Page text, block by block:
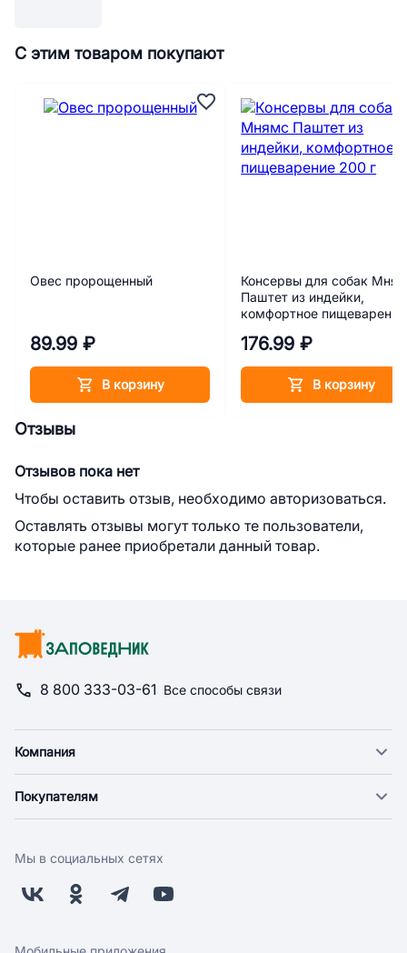
С этим товаром покупают
Овес пророщенный
89.99 ₽
В корзину
Консервы для собак
Паштет из индейки,
комфортное пищеварение
176.99 ₽
В корзину
Отзывы
Отзывов пока нет
Чтобы оставить отзыв, необходимо авторизоваться.
Оставлять отзывы могут только те пользователи,
которые ранее приобретали данный товар.
8 800 333-03-61 Все способы связи
Компания
Новости
Поставщикам
Заводчикам
Обратная связь
Покупателям
Оплата
Бонусная программа
Скидки и акции
Мы в социальных сетях